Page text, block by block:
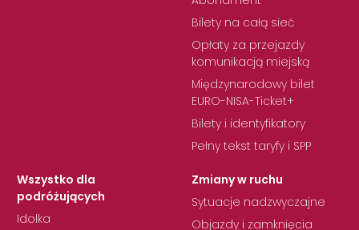
Bilety na całą sieć
Opłaty za przejazdy
komunikacją miejską
Międzynarodowy bilet
EURO-NISA-Ticket+
Bilety i identyfikatory
Pełny tekst taryfy i SPP
Wszystko dla
podróżujących
Idolka
Zmiany w ruchu
Sytuacje nadzwyczajne
Objazdy i zamknięcia